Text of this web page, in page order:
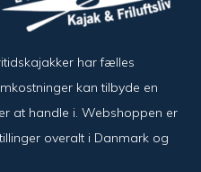
har fælles
kan tilbyde en
at handle i. Webshoppen er
overalt i Danmark og